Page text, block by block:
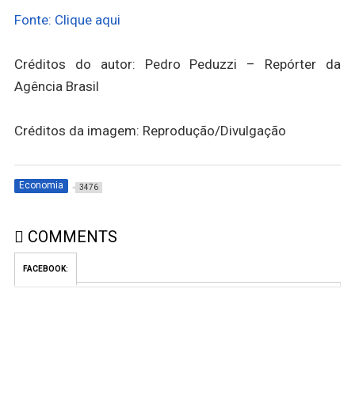
Fonte: Clique aqui
Créditos do autor: Pedro Peduzzi – Repórter da
Agência Brasil
Créditos da imagem: Reprodução/Divulgação
Economia 3476
COMMENTS
FACEBOOK: